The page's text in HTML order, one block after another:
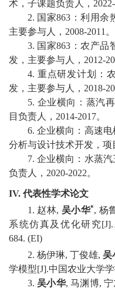
研
校
合
作
交
流
术 ，子课题负责人， 2022
2. 国家863 ：利用余
主要参与 人 ， 2008-2011 。
3. 国家863 ：农产
发， 主要参与 人 ， 2012-
4. 重点研发计划：
发， 主要参与 人 ， 2018-
5. 企业横向：蒸汽
目负责人， 2014-2017。
6. 企业横向： 高速电
分析与设计技术开发 ， 项
7. 企业横向： 水蒸
负责人， 2020-2022。
IV. 代表性学术论文
1. 赵林, 吴小华*, 杨
系统仿真及优化研究[J].
684. (EI)
2. 杨伊琳, 丁俊雄, 吴
学模型[J].中国农业大学
3.吴小华, 马渊博,